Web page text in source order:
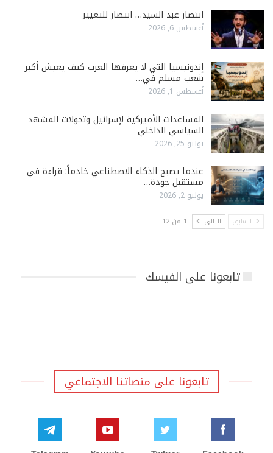
انتصار عبد السيد… انتصار للتغيير
أغسطس 6, 2026
إندونيسيا التي لا يعرفها العرب كيف يعيش أكبر
شعب مسلم في…
أغسطس 1, 2026
المساعدات الأميركية لإسرائيل وتحولات المشهد
السياسي الداخلي
يوليو 25, 2026
عندما يصبح الذكاء الاصطناعي خادماً: قراءة في
مستقبل جودة…
يوليو 2, 2026
السابق التالي 1 من 12
تابعونا على الفيسك
تابعونا على منصاتنا الاجتماعي